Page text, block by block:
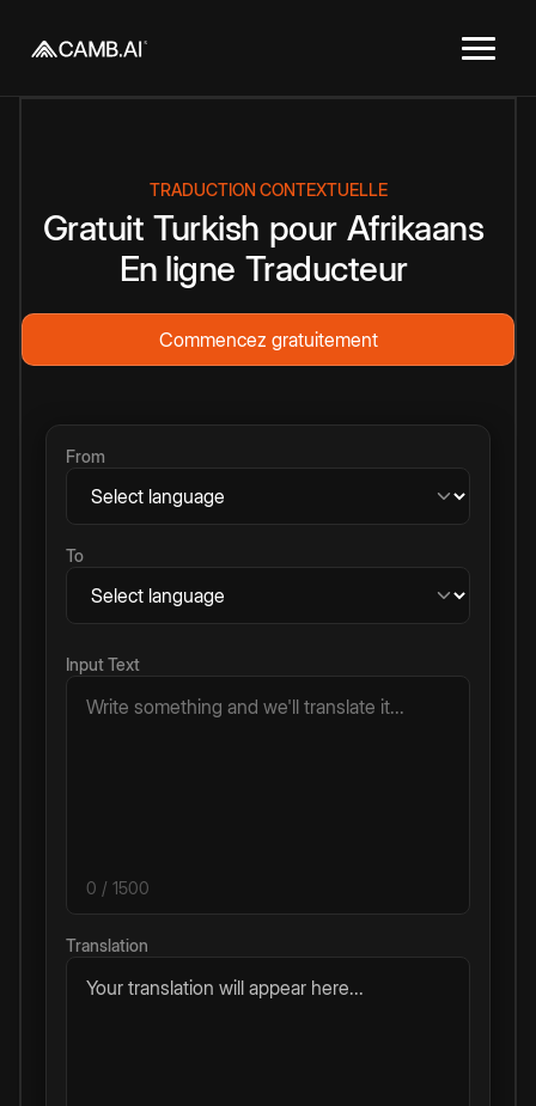
TRADUCTION CONTEXTUELLE
Gratuit Turkish pour Afrikaans
En ligne Traducteur
Commencez gratuitement
From
To
Input Text
0 / 1500
Translation
Your translation will appear here...